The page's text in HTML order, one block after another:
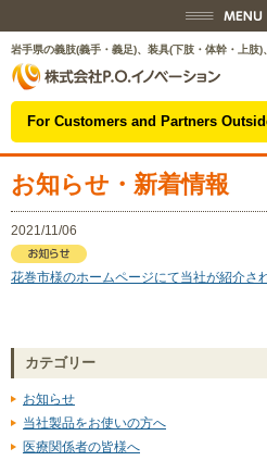
岩手県の義肢(義手・義足)、装具(下肢・体幹・上肢
For Customers and Partners
お知らせ・新着情報
2021/11/06
花巻市様のホームページにて当社が紹介さ
カテゴリー
お知らせ
当社製品をお使いの方へ
医療関係者の皆様へ